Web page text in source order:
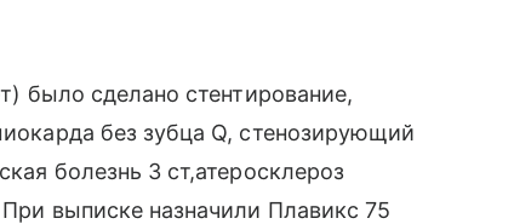
было сделано стентирование,
без зубца Q, стенозирующий
болезнь 3 ст,атеросклероз
выписке назначили Плавикс 75